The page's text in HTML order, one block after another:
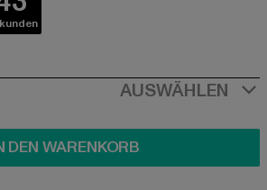
AUSWÄHLEN
DEN WARENKORB